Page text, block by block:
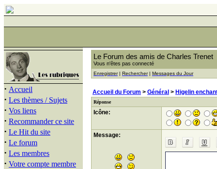
· Accueil
· Les thèmes / Sujets
· Vos liens
· Recommander ce site
· Le Hit du site
· Le forum
· Les membres
· Votre compte membre
Le Forum des amis de Charles Trenet
Vous n'êtes pas connecté
Enregistrer| Rechercher| Messages du Jour
Accueil du Forum > Général > Higelin
Réponse
Icône:
Message: